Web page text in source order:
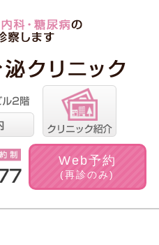
Web予約
(再診のみ)